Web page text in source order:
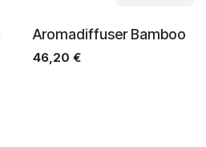
Aromadiffuser Bamboo
46,20 €